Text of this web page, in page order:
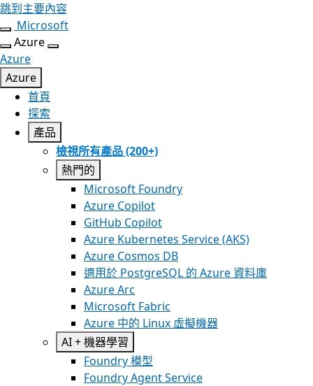
跳到主要內容
Microsoft
Azure
Azure
Azure
首頁
探索
產品
檢視所有產品 (200+)
熱門的
Microsoft Foundry
Azure Copilot
GitHub Copilot
Azure Kubernetes Service (AKS)
Azure Cosmos DB
適用於 PostgreSQL 的 Azure 資料庫
Azure Arc​
Microsoft Fabric
Azure 中的 Linux 虛擬機器
AI + 機器學習
Foundry 模型
Foundry Agent Service